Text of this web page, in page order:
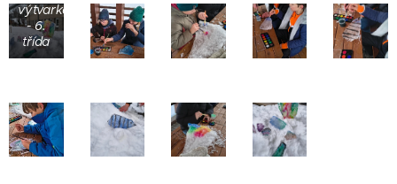
výtvarka
- 6.
třída